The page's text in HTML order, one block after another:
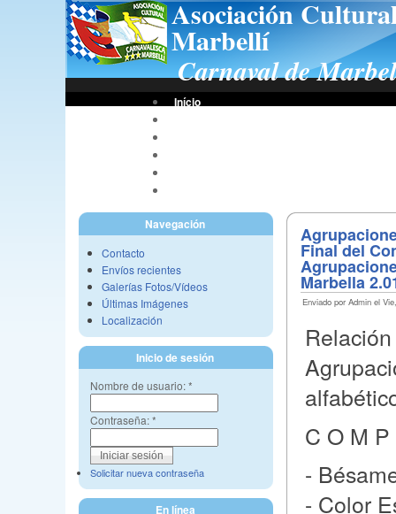
Asociación
Marbellí
Carnaval de
Início
Navegación
Contacto
Envíos recientes
Galerías Fotos/Vídeos
Últimas Imágenes
Localización
Inicio de sesión
Nombre de usuario:*
Contraseña:*
Solicitar nueva contraseña
En línea
Final del
Marbella
Enviado por Admin el
C O M
-
- Color